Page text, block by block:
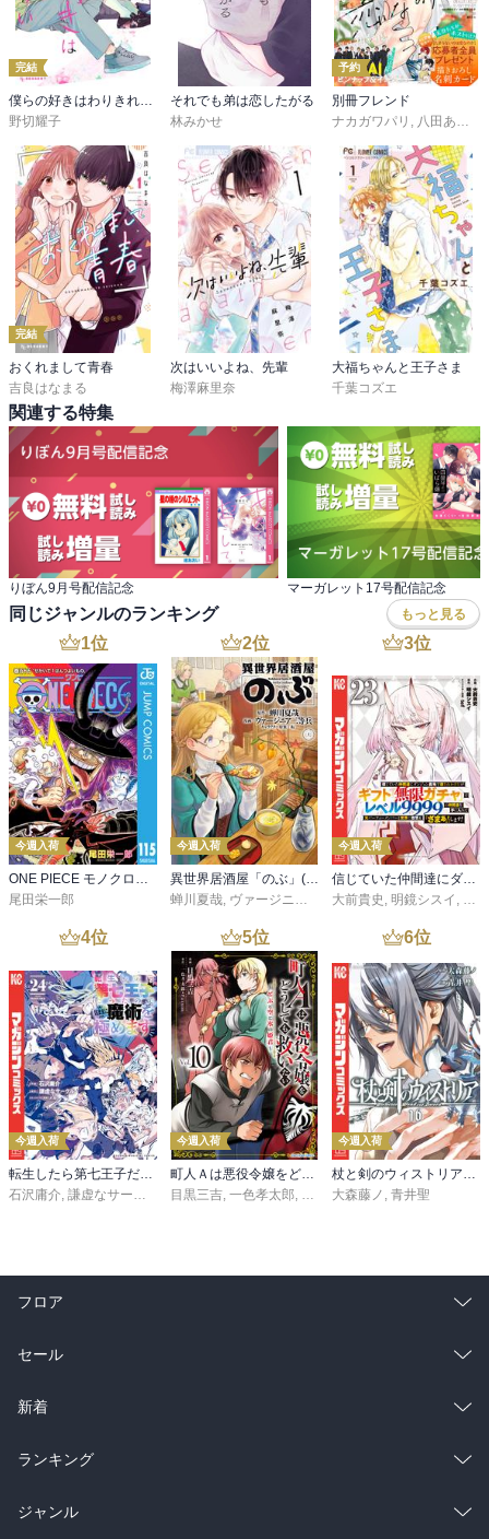
完結
野切耀子
それでも弟は恋したがる
林みかせ
予約
別冊フレンド
ナカガワパリ
八田あかり
完結
おくれまして青春
吉良はなまる
次はいいよね、先輩
梅澤麻里奈
大福ちゃんと王子さま
千葉コズエ
関連する特集
りぼん9月号配信記念 マーガレット17号配信記念
同じジャンルのランキング もっと見る
1位
今週入荷
ONE PIECE モノクロ版 115
尾田栄一郎
2位
今週入荷
異世界居酒屋「のぶ」(22)
蝉川夏哉, ヴァージニア二等兵 ,転
3位
今週入荷
信じていた仲間達にダンジョン奥地で殺されかけたがギフト『無限ガチャ』でレベル９９９９の仲間達を手に入れて元パーティーメンバーと世界に復讐＆『ざまぁ！』します！（２３）
大前貴史 , 明鏡シスイ , ｔ
4位
今週入荷
石沢庸介 謙虚なサークル メル。
5位
今週入荷
目黒三吉 一色孝太郎 Parum
6位
今週入荷
大森藤ノ 青井聖
フロア
総合
ラノベ
雑誌・グラビア
BL・TL
セール
総合
ラノベ
雑誌・グラビア
新着
総合
ラノベ
ランキング
総合
ジャンル